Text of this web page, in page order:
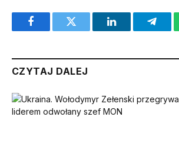
FacebookTwitter LinkedIn
CZYTAJ DALEJ